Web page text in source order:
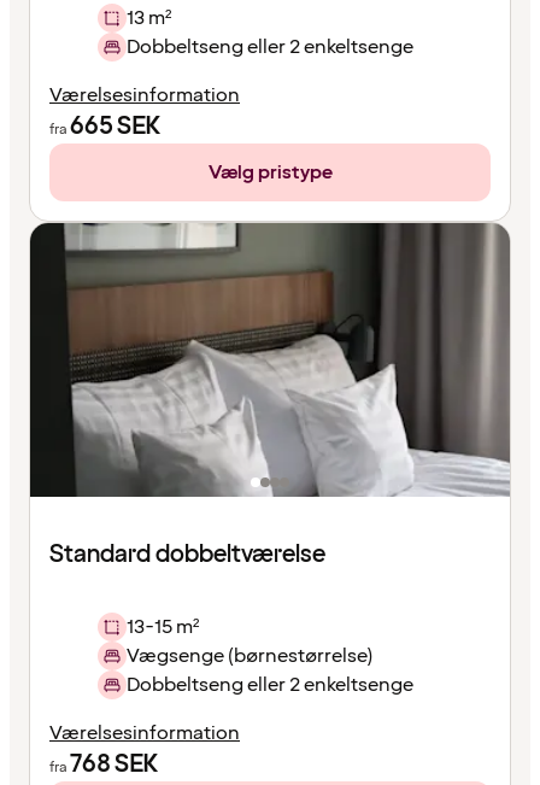
13 m²
Dobbeltseng eller 2 enkeltsenge
Værelsesinformation
fra665SEK
Vælg pristype
Standard dobbeltværelse
13-15 m²
Vægsenge (børnestørrelse)
Dobbeltseng eller 2 enkeltsenge
Værelsesinformation
fra768SEK